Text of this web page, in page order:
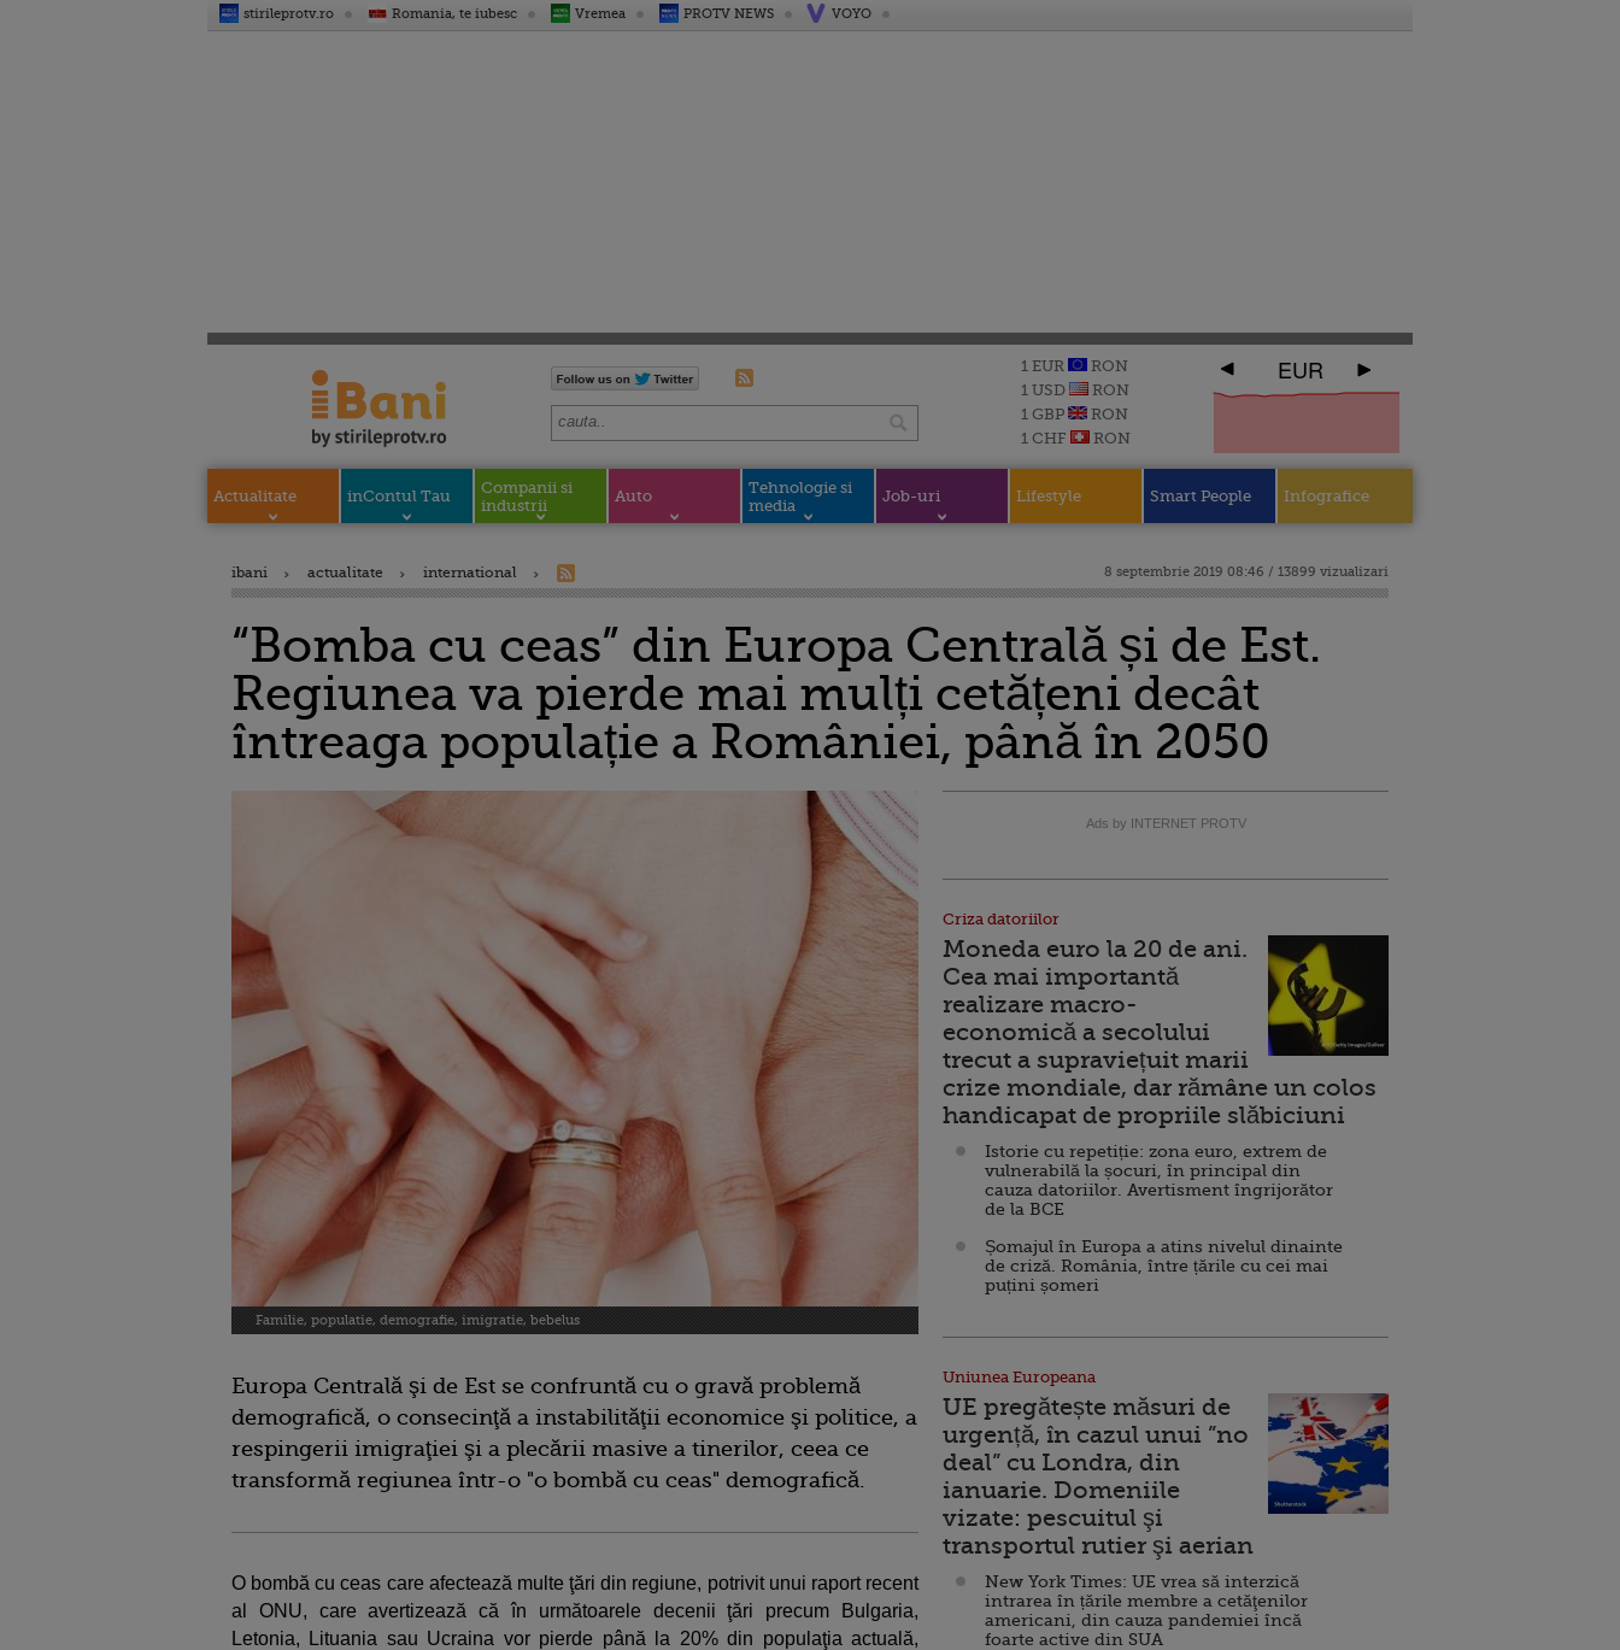
stirileprotv.ro Romania, te iubesc Vremea PROTV NEWS VOYO
1 EUR
RON
1 USD
RON
1 GBP
RON
1 CHF
RON
EUR
Actualitate inContul Tau
Companii si
industrii
Auto
Tehnologie si
media
Job-uri Lifestyle Smart People Infografice
ibani actualitate international 8 septembrie 2019 08:46 / 13899 vizualizari
“Bomba cu ceas” din Europa Centrală și de Est.
Regiunea va pierde mai mulți cetățeni decât
întreaga populație a României, până în 2050
Familie, populatie, demografie, imigratie, bebelus
Europa Centrală şi de Est se confruntă cu o gravă problemă
demografică, o consecinţă a instabilităţii economice şi politice, a
respingerii imigraţiei şi a plecării masive a tinerilor, ceea ce
transformă regiunea într-o "o bombă cu ceas" demografică.
O bombă cu ceas care afectează multe ţări din regiune, potrivit unui raport recent
al ONU, care avertizează că în următoarele decenii ţări precum Bulgaria,
Letonia, Lituania sau Ucraina vor pierde până la 20% din populaţia actuală,
Ads by INTERNET PROTV
Criza datoriilor
Moneda euro la 20 de ani.
Cea mai importantă
realizare macro-
economică a secolului
trecut a supraviețuit marii
crize mondiale, dar rămâne un colos
handicapat de propriile slăbiciuni
Istorie cu repetiție: zona euro, extrem de
vulnerabilă la șocuri, în principal din
cauza datoriilor. Avertisment îngrijorător
de la BCE
Șomajul în Europa a atins nivelul dinainte
de criză. România, între țările cu cei mai
puțini șomeri
Uniunea Europeana
UE pregătește măsuri de
urgență, în cazul unui ”no
deal” cu Londra, din
ianuarie. Domeniile
vizate: pescuitul şi
transportul rutier şi aerian
New York Times: UE vrea să interzică
intrarea în țările membre a cetăţenilor
americani, din cauza pandemiei încă
foarte active din SUA